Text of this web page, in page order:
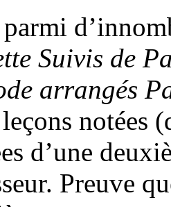
parmi
Suivis de
arrangés
notées
d’une
Preuve